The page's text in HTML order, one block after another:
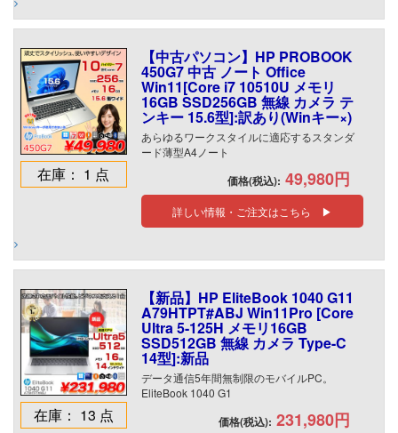
在庫： 1 点
【中古パソコン】HP PROBOOK
450G7 中古 ノート Office
Win11[Core i7 10510U メモリ
16GB SSD256GB 無線 カメラ テ
ンキー 15.6型]:訳あり(Winキー×)
あらゆるワークスタイルに適応するスタンダ
ード薄型A4ノート
価格(税込): 49,980円
詳しい情報・ご注文はこちら ▶
在庫： 13 点
【新品】HP EliteBook 1040 G11
A79HTPT#ABJ Win11Pro [Core
Ultra 5-125H メモリ16GB
SSD512GB 無線 カメラ Type-C
14型]:新品
データ通信5年間無制限のモバイルPC。
EliteBook 1040 G1
価格(税込): 231,980円